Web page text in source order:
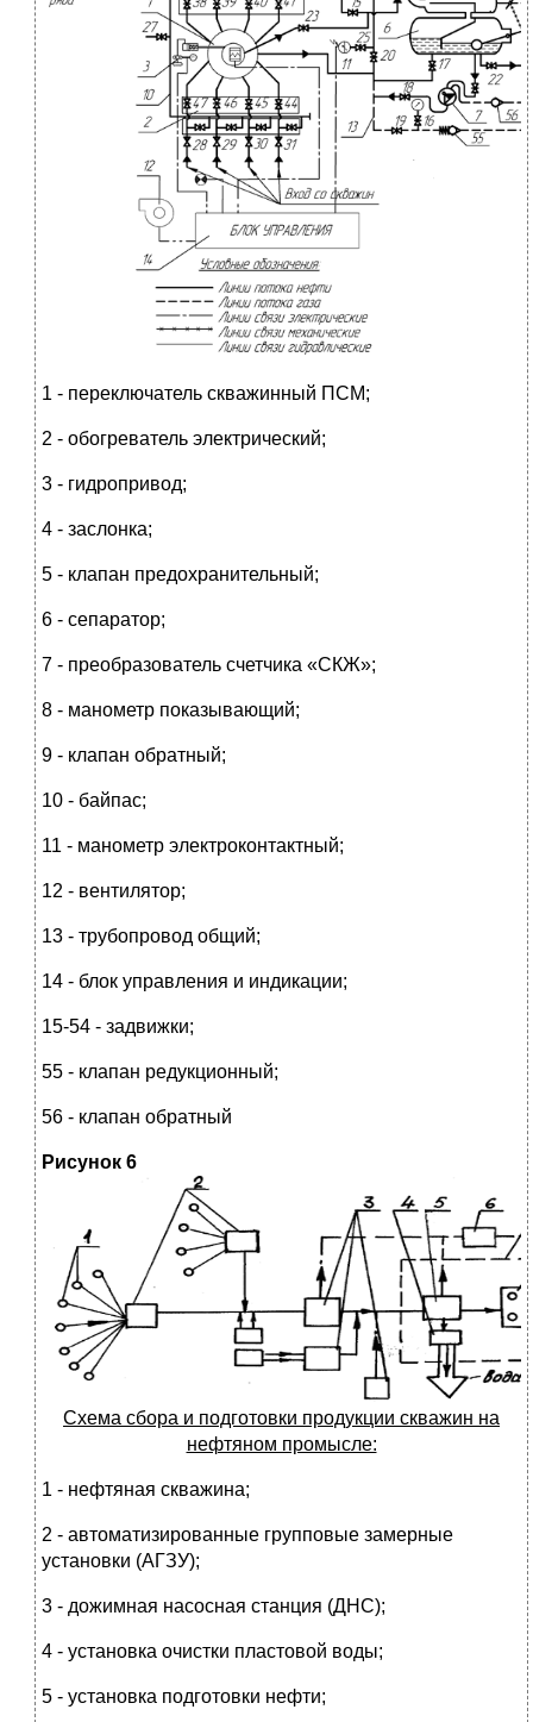
1 - переключатель скважинный ПСМ;
2 - обогреватель электрический;
3 - гидропривод;
4 - заслонка;
5 - клапан предохранительный;
6 - сепаратор;
7 - преобразователь счетчика «СКЖ»;
8 - манометр показывающий;
9 - клапан обратный;
10 - байпас;
11 - манометр электроконтактный;
12 - вентилятор;
13 - трубопровод общий;
14 - блок управления и индикации;
15-54 - задвижки;
55 - клапан редукционный;
56 - клапан обратный
Рисунок 6
Схема сбора и подготовки продукции скважин на
нефтяном промысле:
1 - нефтяная скважина;
2 - автоматизированные групповые замерные
установки (АГЗУ);
3 - дожимная насосная станция (ДНС);
4 - установка очистки пластовой воды;
5 - установка подготовки нефти;